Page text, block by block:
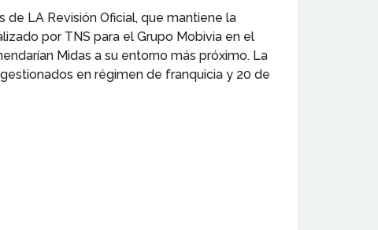
LA Revisión Oficial, que mantiene la
por TNS para el Grupo Mobivia en el
Midas a su entorno más próximo. La
en régimen de franquicia y 20 de